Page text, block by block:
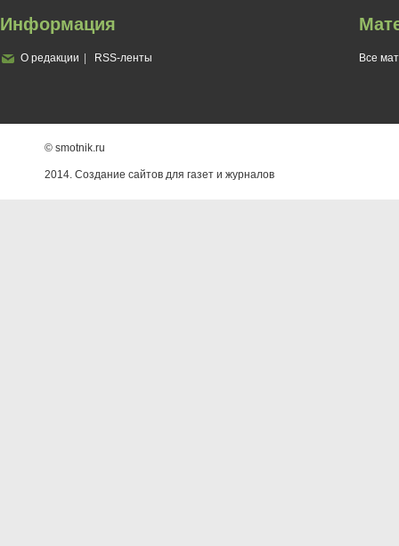
Информация
О редакции RSS-ленты Все
© smotnik.ru
2014. Создание сайтов для газет и журналов